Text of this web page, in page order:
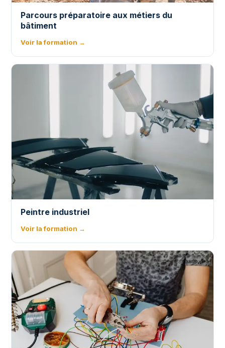
Parcours préparatoire aux métiers du
bâtiment
Voir la formation →
Peintre industriel
Voir la formation →